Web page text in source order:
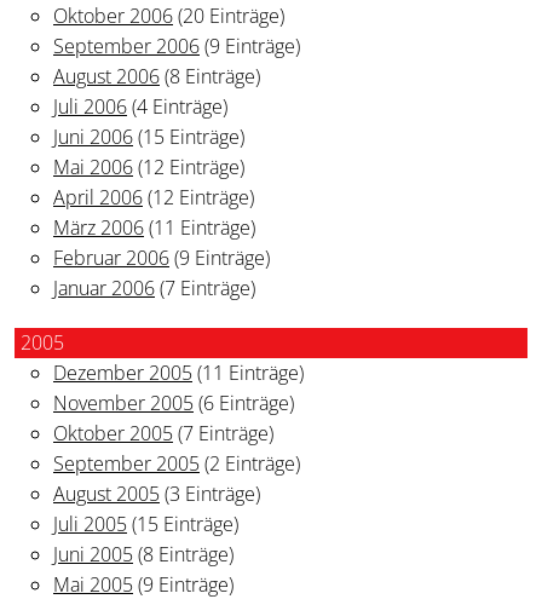
Oktober 2006(20 Einträge)
September 2006(9 Einträge)
August 2006(8 Einträge)
Juli 2006(4 Einträge)
Juni 2006(15 Einträge)
Mai 2006(12 Einträge)
April 2006(12 Einträge)
März 2006(11 Einträge)
Februar 2006(9 Einträge)
Januar 2006(7 Einträge)
2005
Dezember 2005(11 Einträge)
November 2005(6 Einträge)
Oktober 2005(7 Einträge)
September 2005(2 Einträge)
August 2005(3 Einträge)
Juli 2005(15 Einträge)
Juni 2005(8 Einträge)
Mai 2005(9 Einträge)